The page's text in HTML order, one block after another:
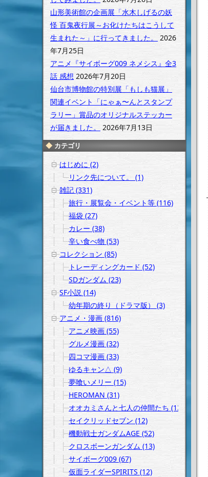
山形美術館の企画展「水木しげるの妖
怪 百鬼夜行展～お化けたちはこうして
生まれた～」に行ってきました。 2026
年7月25日
アニメ『サイボーグ009 ネメシス』全3
話 感想 2026年7月20日
仙台市博物館の特別展「もしも猫展」
関連イベント「にゃぁ〜んとスタンプ
ラリー」賞品のオリジナルステッカー
が届きました。 2026年7月13日
カテゴリ
はじめに (2)
リンク先について。 (1)
雑記 (331)
旅行・展覧会・イベント等 (116)
福袋 (27)
カレー (38)
辛い食べ物 (53)
コレクション (85)
トレーディングカード (52)
SDガンダム (23)
SF小説 (14)
幼年期の終り（ドラマ版） (3)
アニメ・漫画 (816)
アニメ映画 (55)
グルメ漫画 (32)
四コマ漫画 (33)
ゆるキャン△ (9)
夢喰いメリー (15)
HEROMAN (31)
オオカミさんと七人の仲間たち (13)
セイクリッドセブン (12)
機動戦士ガンダムAGE (52)
クロスボーンガンダム (13)
サイボーグ009 (67)
仮面ライダーSPIRITS (12)